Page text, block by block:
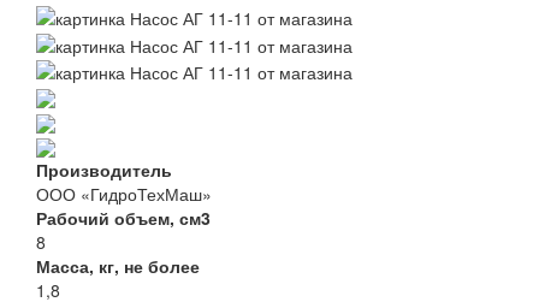
Производитель
ООО «ГидроТехМаш»
Рабочий объем, см3
8
Масса, кг, не более
1,8